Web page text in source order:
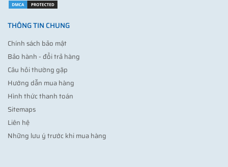
THÔNG TIN CHUNG
Chính sách bảo mật
Bảo hành - đổi trả hàng
Câu hỏi thường gặp
Hướng dẫn mua hàng
Hình thức thanh toán
Sitemaps
Liên hệ
Những lưu ý trước khi mua hàng